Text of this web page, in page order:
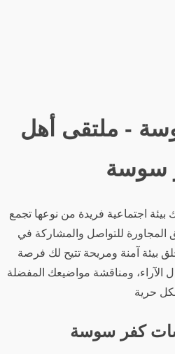
- ملتقى أهل
سوسة
اجتماعية فريدة من نوعها تجمع
للتواصل والمشاركة في
بيئة آمنة ومريحة تتيح لك فرصة
الآراء، ومناقشة مواضيعك المفضلة
كفر سوسة